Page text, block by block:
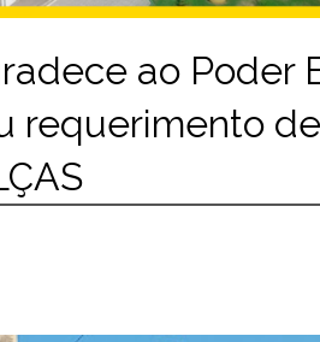
ao Poder
requerimento